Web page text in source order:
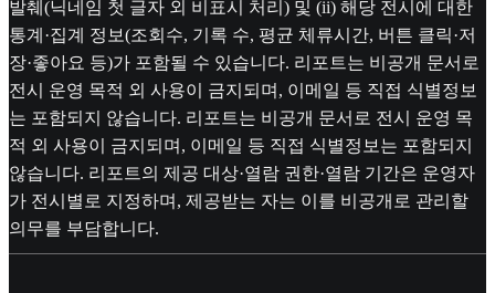
발췌(닉네임 첫 글자 외 비표시 처리) 및 (ii) 해당 전시에 대한
통계·집계 정보(조회수, 기록 수, 평균 체류시간, 버튼 클릭·저
장·좋아요 등)가 포함될 수 있습니다. 리포트는 비공개 문서로
전시 운영 목적 외 사용이 금지되며, 이메일 등 직접 식별정보
는 포함되지 않습니다. 리포트는 비공개 문서로 전시 운영 목
적 외 사용이 금지되며, 이메일 등 직접 식별정보는 포함되지
않습니다. 리포트의 제공 대상·열람 권한·열람 기간은 운영자
가 전시별로 지정하며, 제공받는 자는 이를 비공개로 관리할
의무를 부담합니다.